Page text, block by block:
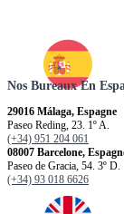
Nos Bureaux En
29016 Málaga, Espagne
Paseo Reding, 23. 1º A.
(+34) 951 204 061
08007 Barcelone,
Paseo de Gracia, 54. 3º D.
(+34) 93 018 6626